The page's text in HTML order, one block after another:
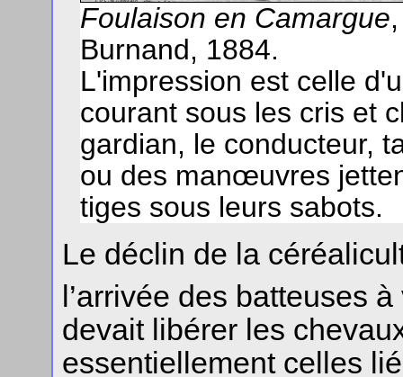
Foulaison en Camargue
Burnand, 1884.
L'impression est celle
courant sous les cris et
gardian, le conducteur,
ou des manœuvres
tiges sous leurs sabots.
Le déclin de la
l’arrivée des batteuses
devait libérer les
essentiellement celles